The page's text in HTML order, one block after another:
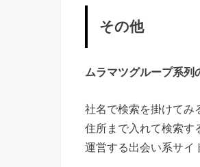
その他
ムラマツグループ系列
社名で検索を掛けてみ
住所まで入れて検索す
運営する出会い系サイ